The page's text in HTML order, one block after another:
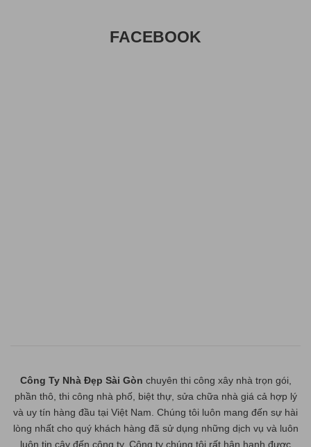
FACEBOOK
Công Ty Nhà Đẹp Sài Gòn chuyên thi công xây nhà trọn gói,
phần thô, thi công nhà phố, biệt thự, sửa chữa nhà giá cả hợp lý
và uy tín hàng đầu tại Việt Nam. Chúng tôi luôn mang đến sự hài
lòng nhất cho quý khách hàng đã sử dụng những dịch vụ và luôn
luôn tin cậy đến công ty. Công ty chúng tôi rất hân hạnh được